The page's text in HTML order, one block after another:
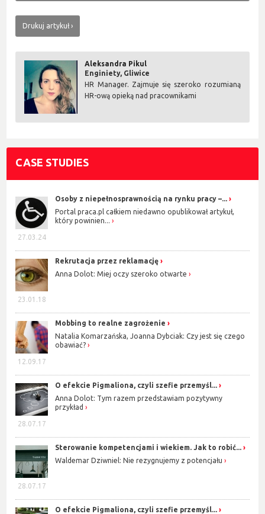
Drukuj artykuł
Aleksandra Pikul
Enginiety, Gliwice
HR Manager. Zajmuje się szeroko rozumianą
HR-ową opieką nad pracownikami
CASE STUDIES
27.03.24
Osoby z niepełnosprawnością na rynku pracy –...
Portal praca.pl całkiem niedawno opublikował artykuł,
który powinien...
23.01.18
Rekrutacja przez reklamację
Anna Dolot: Miej oczy szeroko otwarte
12.09.17
Mobbing to realne zagrożenie
Natalia Komarzańska, Joanna Dybciak: Czy jest się czego
obawiać?
28.07.17
O efekcie Pigmaliona, czyli szefie przemyśl...
Anna Dolot: Tym razem przedstawiam pozytywny
przykład
28.07.17
Sterowanie kompetencjami i wiekiem. Jak to robić...
Waldemar Dziwniel: Nie rezygnujemy z potencjału
O efekcie Pigmaliona, czyli szefie przemyśl...